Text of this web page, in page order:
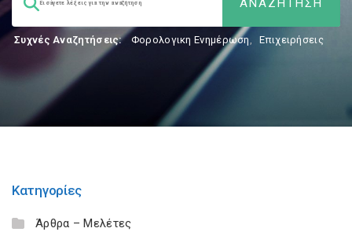
Συχνές Αναζητήσεις: Φορολογικη Ενημέρωση, Επιχειρήσεις
Κατηγορίες
Άρθρα – Μελέτες